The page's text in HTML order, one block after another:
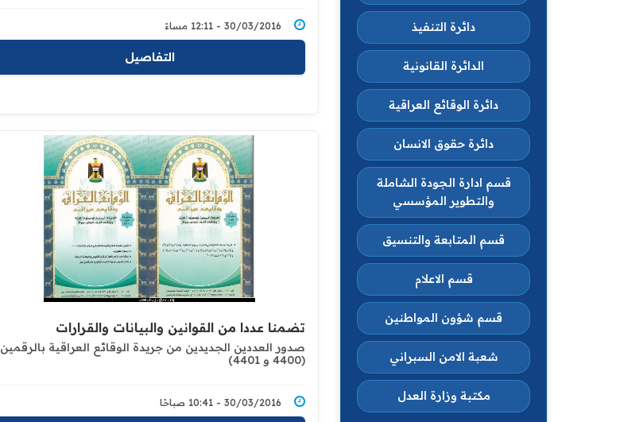
30/03/2016 - 12:11 مساءً
التفاصيل
تضمنا عددا من القوانين والبيانات والقرارات
صدور العددين الجديدين من جريدة الوقائع العراقية بالرقمين
(4400 و 4401)
30/03/2016 - 10:41 صباحًا
دائرة التنفيذ
الدائرة القانونية
دائرة الوقائع العراقية
دائرة حقوق الانسان
قسم ادارة الجودة الشاملة
والتطوير المؤسسي
قسم المتابعة والتنسيق
قسم الاعلام
قسم شؤون المواطنين
شعبة الامن السبراني
مكتبة وزارة العدل